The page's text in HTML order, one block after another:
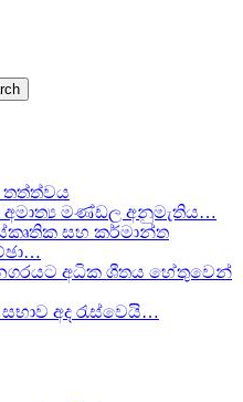
තත්ත්වය
අමාත්‍ය මණ්ඩල අනුමැතිය…
සහ කර්මාන්ත
අධික ශීතය හේතුවෙන්
අද රැස්වෙයි…